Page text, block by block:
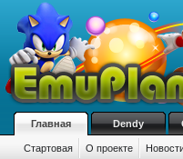
Главная Dendy
Стартовая О проекте